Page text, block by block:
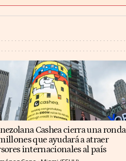
Cashea cierra una
que ayudará a atraer
internacionales al país